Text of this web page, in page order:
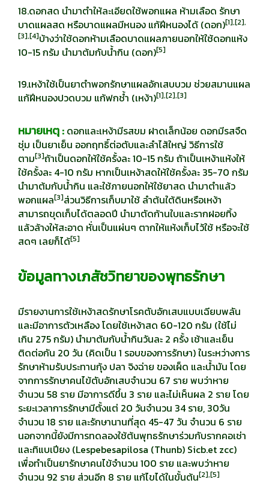
18.ดอกสด นำมาตำให้ละเอียดใช้พอกแผล ห้ามเลือด รักษา
บาดแผลสด หรือบาดแผลมีหนอง แก้ฝีหนองได้ (ดอก)[1],[2],
[3],[4]บ้างว่าใช้ดอกห้ามเลือดบาดแผลภายนอกให้ใช้ดอกแห้ง
10-15 กรัม นำมาต้มกับน้ำกิน (ดอก)[5]
19.เหง้าใช้เป็นยาตำพอกรักษาแผลอักเสบบวม ช่วยสมานแผล
แก้ฝีหนองปวดบวม แก้ฟกช้ำ (เหง้า)[1],[2],[3]
หมายเหตุ : ดอกและเหง้ามีรสขม ฝาดเล็กน้อย ดอกมีรสจืด
ชุ่ม เป็นยาเย็น ออกฤทธิ์ต่อตับและลำไส้ใหญ่ วิธีการใช้
ตาม[3]ถ้าเป็นดอกให้ใช้ครั้งละ 10-15 กรัม ถ้าเป็นเหง้าแห้งให้
ใช้ครั้งละ 4-10 กรัม หากเป็นเหง้าสดให้ใช้ครั้งละ 35-70 กรัม
นำมาต้มกับน้ำกิน และใช้ภายนอกให้ใช้ยาสด นำมาตำแล้ว
พอกแผล[3]ส่วนวิธีการเก็บมาใช้ ลำต้นใต้ดินหรือเหง้า
สามารถขุดเก็บได้ตลอดปี นำมาตัดก้านใบและรากฝอยทิ้ง
แล้วล้างให้สะอาด หั่นเป็นแผ่นๆ ตากให้แห้งเก็บไว้ใช้ หรือจะใช้
สดๆ เลยก็ได้[5]
ข้อมูลทางเภสัชวิทยาของพุทธรักษา
มีรายงานการใช้เหง้าสดรักษาโรคตับอักเสบแบบเฉียบพลัน
และมีอาการตัวเหลือง โดยใช้เหง้าสด 60-120 กรัม (ใช้ไม่
เกิน 275 กรัม) นำมาต้มกับน้ำกินวันละ 2 ครั้ง เช้าและเย็น
ติดต่อกัน 20 วัน (คิดเป็น 1 รอบของการรักษา) ในระหว่างการ
รักษาห้ามรับประทานกุ้ง ปลา จิงฉ่าย ของเผ็ด และน้ำมัน โดย
จากการรักษาคนไข้ตับอักเสบจำนวน 67 ราย พบว่าหาย
จำนวน 58 ราย มีอาการดีขึ้น 3 ราย และไม่เห็นผล 2 ราย โดย
ระยะเวลาการรักษามีตั้งแต่ 20 วันจำนวน 34 ราย, 30วัน
จำนวน 18 ราย และรักษานานที่สุด 45-47 วัน จำนวน 6 ราย
นอกจากนี้ยังมีการทดลองใช้ต้นพุทธรักษาร่วมกับรากคอเช่า
และทิแบเปียง (Lespebesapilosa (Thunb) Sicb.et zcc)
เพื่อทำเป็นยารักษาคนไข้จำนวน 100 ราย และพบว่าหาย
จำนวน 92 ราย ส่วนอีก 8 ราย แก้ไขได้ในขั้นต้น[2],[5]